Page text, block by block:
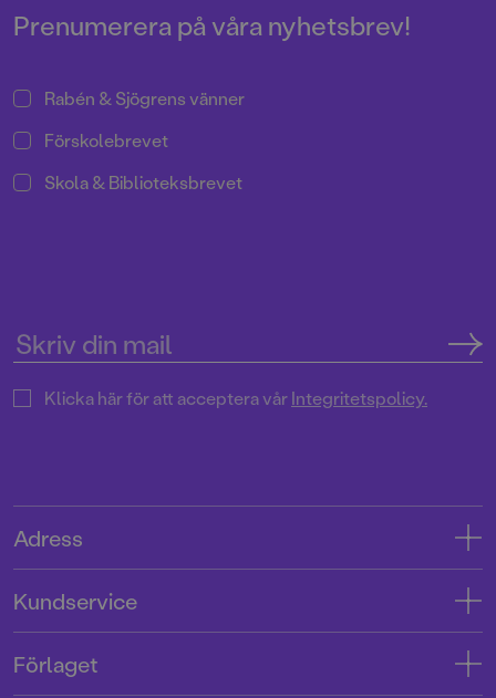
Prenumerera på våra nyhetsbrev!
Rabén & Sjögrens vänner
Förskolebrevet
Skola & Biblioteksbrevet
Klicka här för att acceptera vårIntegritetspolicy.
Adress
Tryckerigatan 4
Kundservice
Förlaget